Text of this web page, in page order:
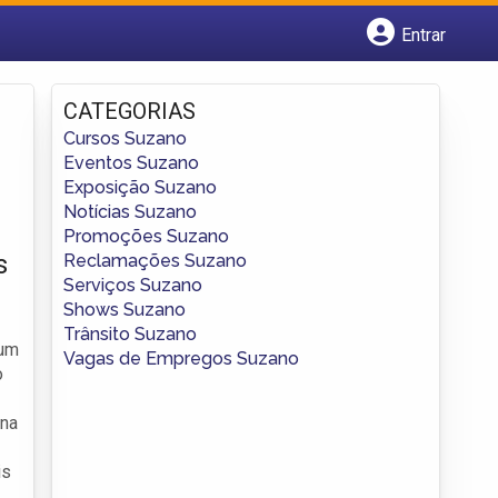
Entrar
Fazer login
Criar conta
CATEGORIAS
Cursos Suzano
Eventos Suzano
Exposição Suzano
Notícias Suzano
Promoções Suzano
Reclamações Suzano
Serviços Suzano
Shows Suzano
Trânsito Suzano
Vagas de Empregos Suzano